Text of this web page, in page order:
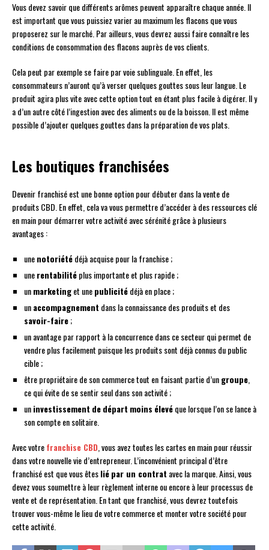
Vous devez savoir que différents arômes peuvent apparaître chaque année. Il
est important que vous puissiez varier au maximum les flacons que vous
proposerez sur le marché. Par ailleurs, vous devrez aussi faire connaître les
conditions de consommation des flacons auprès de vos clients.
Cela peut par exemple se faire par voie sublinguale. En effet, les
consommateurs n’auront qu’à verser quelques gouttes sous leur langue. Le
produit agira plus vite avec cette option tout en étant plus facile à digérer. Il y
a d’un autre côté l’ingestion avec des aliments ou de la boisson. Il est même
possible d’ajouter quelques gouttes dans la préparation de vos plats.
Les boutiques franchisées
Devenir franchisé est une bonne option pour débuter dans la vente de
produits CBD. En effet, cela va vous permettre d’accéder à des ressources clé
en main pour démarrer votre activité avec sérénité grâce à plusieurs
avantages :
unenotoriétédéjà acquise pour la franchise ;
unerentabilitéplus importante et plus rapide ;
unmarketinget unepublicitédéjà en place ;
unaccompagnement dans la connaissance des produits et des
savoir-faire;
un avantage par rapport à la concurrence dans ce secteur qui permet de
vendre plus facilement puisque les produits sont déjà connus du public
cible ;
être propriétaire de son commerce tout en faisant partie d’ungroupe,
ce qui évite de se sentir seul dans son activité ;
uninvestissement dedépart moins élevéque lorsque l’on se lance à
son compte en solitaire.
Avec votrefranchise CBD, vous avez toutes les cartes en main pour réussir
dans votre nouvelle vie d’entrepreneur. L’inconvénient principal d’être
franchisé est que vous êtesliépar un contrat avec la marque. Ainsi, vous
devez vous soumettre à leur règlement interne ou encore à leur processus de
vente et de représentation. En tant que franchisé, vous devrez toutefois
trouver vous-même le lieu de votre commerce et monter votre société pour
cette activité.